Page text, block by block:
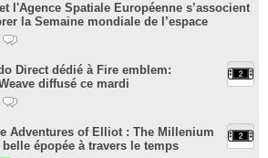
l'Agence Spatiale Européenne s’associent
la Semaine mondiale de l’espace
Direct dédié à Fire emblem:
diffusé ce mardi
Adventures of Elliot : The Millenium
belle épopée à travers le temps